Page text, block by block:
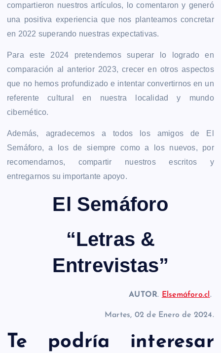
compartieron nuestros artículos, lo comentaron y generó
una positiva experiencia que nos planteamos concretar
en 2022 superando nuestras expectativas.
Para este 2024 pretendemos superar lo logrado en
comparación al anterior 2023, crecer en otros aspectos
que no hemos profundizado e intentar convertirnos en un
referente cultural en nuestra localidad y mundo
cibernético.
Además, agradecemos a todos los amigos de El
Semáforo, a los de siempre como a los nuevos, por
recomendarnos, compartir nuestros escritos y
entregarnos su importante apoyo.
El Semáforo
“Letras &
Entrevistas”
AUTOR. Elsemáforo.cl .
Martes, 02 de Enero de 2024.
Te podría interesar